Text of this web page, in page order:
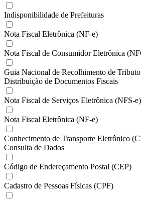
Indisponibilidade de Prefeituras
Nota Fiscal Eletrônica (NF-e)
Nota Fiscal de Consumidor Eletrônica
Guia Nacional de Recolhimento de
Distribuição de Documentos Fiscais
Nota Fiscal de Serviços Eletrônica (NFS-e)
Nota Fiscal Eletrônica (NF-e)
Conhecimento de Transporte Eletrônico
Consulta de Dados
Código de Endereçamento Postal (CEP)
Cadastro de Pessoas Físicas (CPF)